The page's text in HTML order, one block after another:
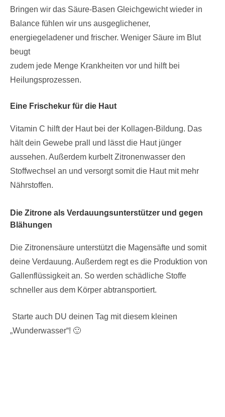
Bringen wir das Säure-Basen Gleichgewicht wieder in
Balance fühlen wir uns ausgeglichener,
energiegeladener und frischer. Weniger Säure im Blut
beugt
zudem jede Menge Krankheiten vor und hilft bei
Heilungsprozessen.
Eine Frischekur für die Haut
Vitamin C hilft der Haut bei der Kollagen-Bildung. Das
hält dein Gewebe prall und lässt die Haut jünger
aussehen. Außerdem kurbelt Zitronenwasser den
Stoffwechsel an und versorgt somit die Haut mit mehr
Nährstoffen.
Die Zitrone als Verdauungsunterstützer und gegen
Blähungen
Die Zitronensäure unterstützt die Magensäfte und somit
deine Verdauung. Außerdem regt es die Produktion von
Gallenflüssigkeit an. So werden schädliche Stoffe
schneller aus dem Körper abtransportiert.
Starte auch DU deinen Tag mit diesem kleinen
„Wunderwasser“! 🙂